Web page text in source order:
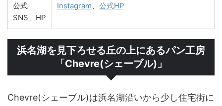
公式
SNS、HP
Instagram 公式HP
浜名湖を見下ろせる丘の上にあるパン工房
「Chevre(シェーブル)」
Chevre(シェーブル)は浜名湖沿いから少し住宅街に